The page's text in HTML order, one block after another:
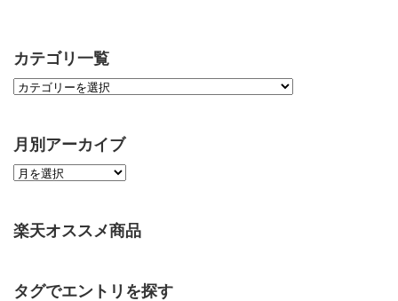
カテゴリ一覧
月別アーカイブ
楽天オススメ商品
タグでエントリを探す